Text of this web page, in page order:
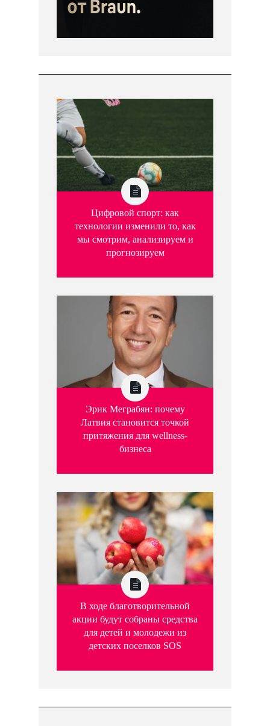
Цифровой спорт: как
технологии изменили то, как
мы смотрим, анализируем и
прогнозируем
Эрик Меграбян: почему
Латвия становится точкой
притяжения для wellness-
бизнеса
В ходе благотворительной
акции будут собраны средства
для детей и молодежи из
детских поселков SOS